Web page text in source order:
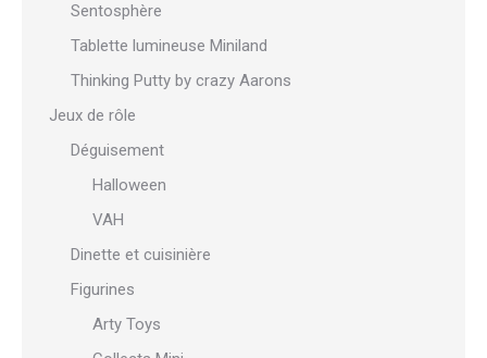
Sentosphère
Tablette lumineuse Miniland
Thinking Putty by crazy Aarons
Jeux de rôle
Déguisement
Halloween
VAH
Dinette et cuisinière
Figurines
Arty Toys